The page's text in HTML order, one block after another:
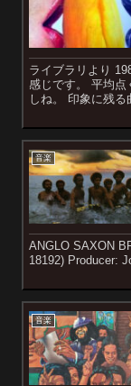
ライブラリより
感じです。 平均点
しね。 印象に残る
音楽
ANGLO SAXON
18192) Producer:
音楽